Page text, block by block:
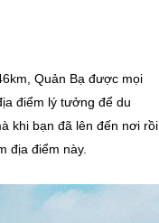
Quản Bạ được mọi
điểm lý tưởng để du
khi bạn đã lên đến nơi rồi
địa điểm này.